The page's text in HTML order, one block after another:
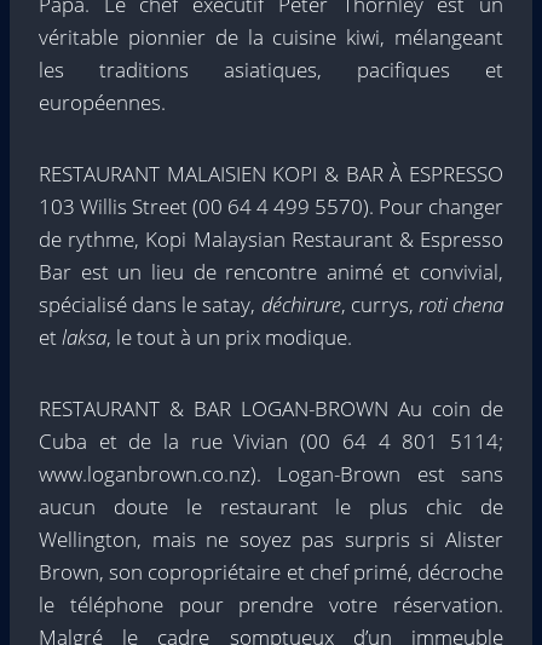
véritable pionnier de la cuisine kiwi, mélangeant
les traditions asiatiques, pacifiques et
européennes.
RESTAURANT MALAISIEN KOPI & BAR À ESPRESSO
103 Willis Street (00 64 4 499 5570). Pour changer
de rythme, Kopi Malaysian Restaurant & Espresso
Bar est un lieu de rencontre animé et convivial,
spécialisé dans le satay, déchirure, currys, roti chena
etlaksa, le tout à un prix modique.
RESTAURANT & BAR LOGAN-BROWN Au coin de
Cuba et de la rue Vivian (00 64 4 801 5114;
www.loganbrown.co.nz). Logan-Brown est sans
aucun doute le restaurant le plus chic de
Wellington, mais ne soyez pas surpris si Alister
Brown, son copropriétaire et chef primé, décroche
le téléphone pour prendre votre réservation.
Malgré le cadre somptueux d’un immeuble